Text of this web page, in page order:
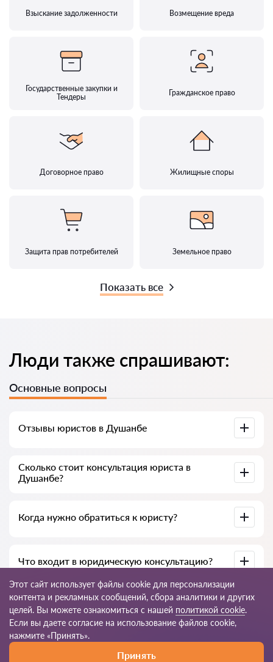
Взыскание задолженности Возмещение вреда
Государственные закупки и
Тендеры
Гражданское право
Договорное право Жилищные споры
Защита прав потребителей Земельное право
Показать все
Люди также спрашивают:
Основные вопросы
Отзывы юристов в Душанбе
Advokat-tj.com — полезны для выбора специалиста.
Сколько стоит консультация юриста в
Душанбе?
темы вопроса.
Когда нужно обратиться к юристу?
жалобах или необходимости разъяснения закона.
Что входит в юридическую консультацию?
Анализ ситуации, разъяснение норм закона, варианты
решения, рекомендации и пошаговый план действий.
Карта сайта
Этот сайт использует файлы cookie для персонализации
контента и рекламных сообщений, сбора аналитики и других
целей. Вы можете ознакомиться с нашей политикой cookie.
Если вы даете согласие на использование файлов cookie,
нажмите «Принять».
Принять